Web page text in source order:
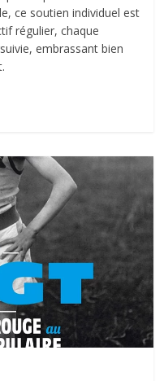
ce soutien individuel est
régulier, chaque
embrassant bien